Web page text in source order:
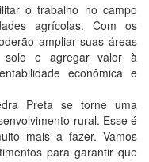
o trabalho no campo
agrícolas. Com os
ampliar suas áreas
e agregar valor à
econômica e
Preta se torne uma
rural. Esse é
mais a fazer. Vamos
para garantir que